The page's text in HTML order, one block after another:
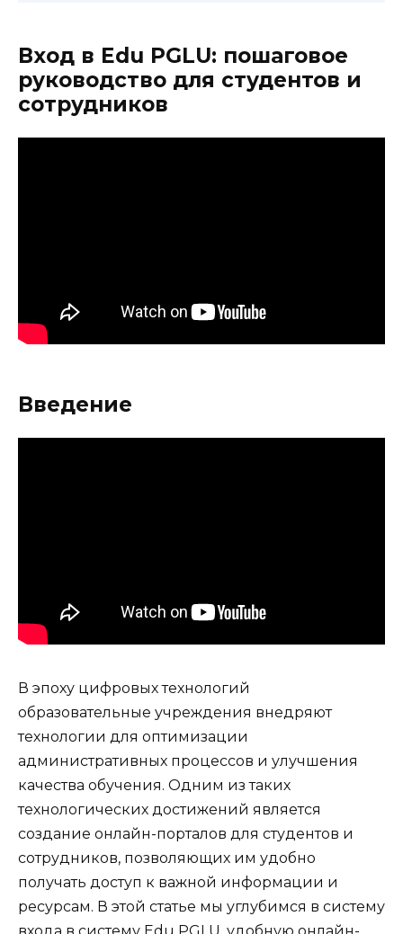
Вход в Edu PGLU: пошаговое
руководство для студентов и
сотрудников
Введение
В эпоху цифровых технологий
образовательные учреждения внедряют
технологии для оптимизации
административных процессов и улучшения
качества обучения. Одним из таких
технологических достижений является
создание онлайн-порталов для студентов и
сотрудников, позволяющих им удобно
получать доступ к важной информации и
ресурсам. В этой статье мы углубимся в систему